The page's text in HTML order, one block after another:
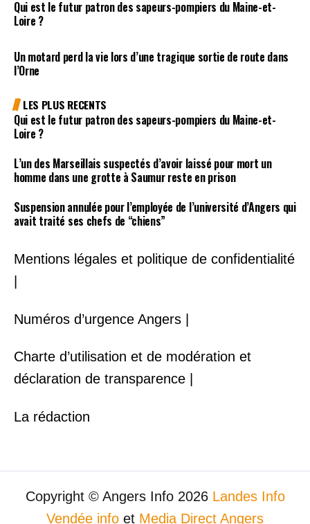
Qui est le futur patron des sapeurs-pompiers du Maine-et-
Loire ?
Un motard perd la vie lors d’une tragique sortie de route dans
l’Orne
LES PLUS RECENTS
Qui est le futur patron des sapeurs-pompiers du Maine-et-
Loire ?
L’un des Marseillais suspectés d’avoir laissé pour mort un
homme dans une grotte à Saumur reste en prison
Suspension annulée pour l’employée de l’université d’Angers qui
avait traité ses chefs de “chiens”
Mentions légales et politique de confidentialité
Numéros d’urgence Angers |
Charte d’utilisation et de modération et
déclaration de transparence |
La rédaction
Copyright © Angers Info 2026 Landes Info
Vendée info et Media Direct Angers